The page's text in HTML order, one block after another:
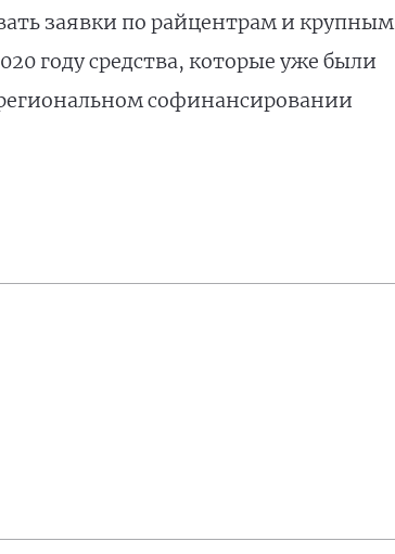
заявки по райцентрам и крупным
году средства, которые уже были
софинансировании